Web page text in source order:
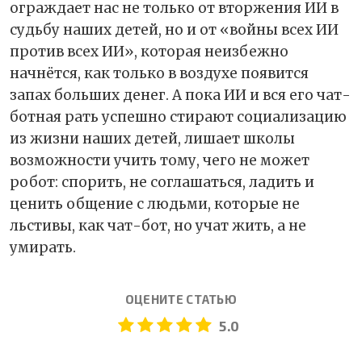
ограждает нас не только от вторжения ИИ в
судьбу наших детей, но и от «войны всех ИИ
против всех ИИ», которая неизбежно
начнётся, как только в воздухе появится
запах больших денег. А пока ИИ и вся его чат-
ботная рать успешно стирают социализацию
из жизни наших детей, лишает школы
возможности учить тому, чего не может
робот: спорить, не соглашаться, ладить и
ценить общение с людьми, которые не
льстивы, как чат-бот, но учат жить, а не
умирать.
ОЦЕНИТЕ СТАТЬЮ
5.0